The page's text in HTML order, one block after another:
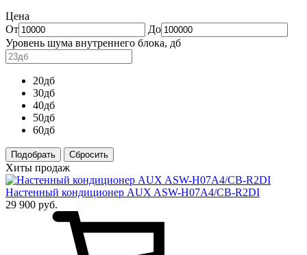
Цена
От
До
Уровень шума внутреннего блока, дб
20дб
30дб
40дб
50дб
60дб
Подобрать
Хиты продаж
Настенный кондиционер AUX ASW-H07A4/CB-R2DI
29 900 руб.